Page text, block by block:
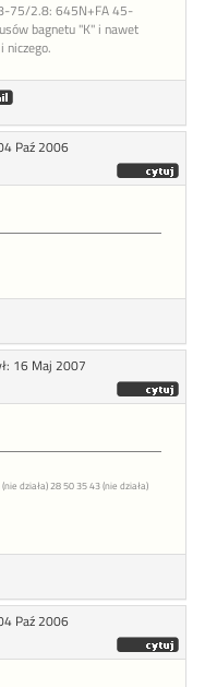
75/2.8: 645N+FA 45-
bagnetu "K" i nawet
niczego.
Paź 2006
16 Maj 2007
działa) 28 50 35 43 (nie działa)
Paź 2006